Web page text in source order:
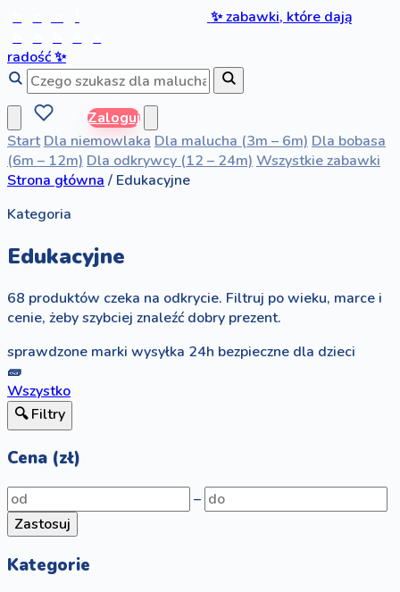
✨zabawki, które dają
radość✨
Zaloguj
Start Dla niemowlaka Dla malucha (3m – 6m) Dla bobasa
(6m – 12m) Dla odkrywcy (12 – 24m) Wszystkie zabawki
Strona główna / Edukacyjne
Kategoria
Edukacyjne
68 produktów czeka na odkrycie. Filtruj po wieku, marce i
cenie, żeby szybciej znaleźć dobry prezent.
sprawdzone marki wysyłka 24h bezpieczne dla dzieci
🧱
Wszystko
🔍 Filtry
Cena (zł)
–
Zastosuj
Kategorie